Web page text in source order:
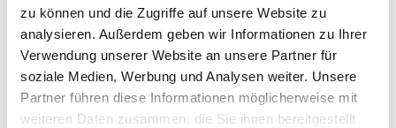
zu können und die Zugriffe auf unsere Website zu
analysieren. Außerdem geben wir Informationen zu Ihrer
Verwendung unserer Website an unsere Partner für
soziale Medien, Werbung und Analysen weiter. Unsere
Partner führen diese Informationen möglicherweise mit
weiteren Daten zusammen, die Sie ihnen bereitgestellt